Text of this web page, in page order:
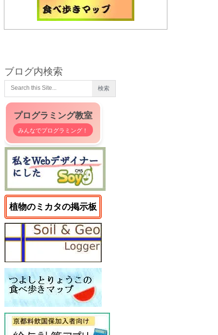
ブログ内検索
プログラミング教室
みんなでプログラミング！
植物のミカタの掲示板